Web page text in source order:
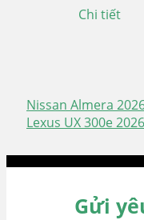
Chi tiết
Điều
hướng
Nissan Almera
Lexus UX 300e 2026
Gửi